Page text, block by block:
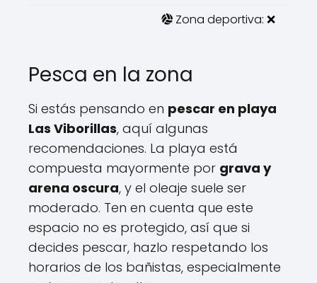
Zona deportiva: ❌
Pesca en la zona
Si estás pensando en pescar en playa
Las Viborillas, aquí algunas
recomendaciones. La playa está
compuesta mayormente por grava y
arena oscura, y el oleaje suele ser
moderado. Ten en cuenta que este
espacio no es protegido, así que si
decides pescar, hazlo respetando los
horarios de los bañistas, especialmente